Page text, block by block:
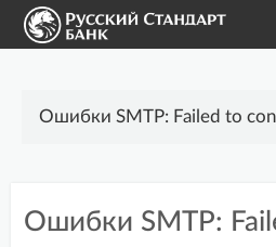
Модули для CMS
Ошибки SMTP: